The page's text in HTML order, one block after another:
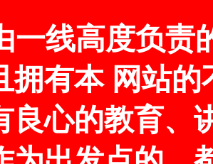
一线高度负责
拥有本 网站
良心的教育、